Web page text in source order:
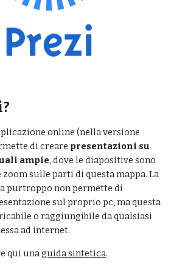
online (nella versione
di creare presentazioni su
ampie, dove le diapositive sono
sulle parti di questa mappa. La
purtroppo non permette di
sul proprio pc, ma questa
o raggiungibile da qualsiasi
ad internet.
qui una guida sintetica.